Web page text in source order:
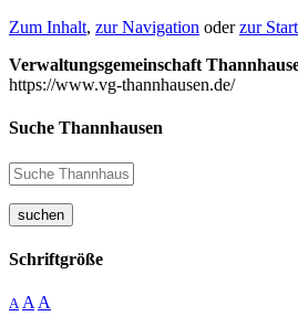
Zum Inhalt, zur Navigation oderzur
Verwaltungsgemeinschaft
https://www.vg-thannhausen.de/
Suche Thannhausen
suchen
Schriftgröße
A A A